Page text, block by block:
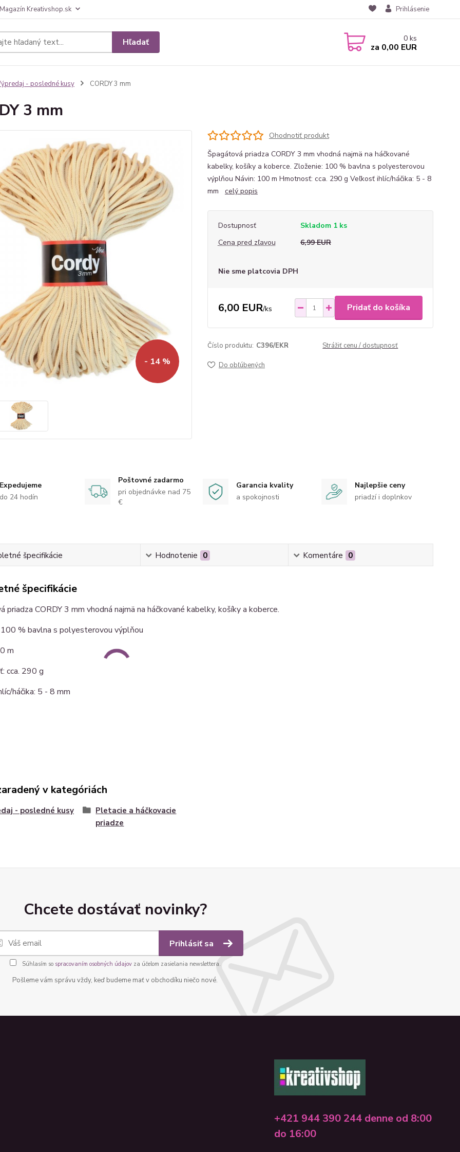
Magazín Kreativshop.sk Prihlásenie
Hľadať 0 ks
za 0,00 EUR
- posledné kusy CORDY 3 mm
3 mm
- 14 %
Ohodnotiť produkt
Špagátová priadza CORDY 3 mm vhodná najmä na háčkované
kabelky, košíky a koberce. Zloženie: 100 % bavlna s polyesterovou
výplňou Návin: 100 m Hmotnosť: cca. 290 g Veľkosť ihlíc/háčika: 5 - 8
mm celý popis
Dostupnosť
Skladom 1 ks
Cena pred zľavou
6,99 EUR
Nie sme platcovia DPH
6,00 EUR/ks Pridať do košíka
Číslo produktu: C396/EKR Strážiť cenu / dostupnosť
Do obľúbených
Expedujeme
do 24 hodín
Poštovné zadarmo
pri objednávke nad 75
€
Garancia kvality
a spokojnosti
Najlepšie ceny
priadzí i doplnkov
špecifikácie Hodnotenie 0 Komentáre 0
špecifikácie
priadza CORDY 3 mm vhodná najmä na háčkované kabelky, košíky a koberce.
% bavlna s polyesterovou výplňou
m
cca. 290 g
háčika: 5 - 8 mm
v kategóriách
- posledné kusy
Pletacie a háčkovacie
priadze
Chcete dostávať novinky?
Prihlásiť sa
Súhlasím so spracovaním osobných údajovza účelom zasielania newslettera.
Pošleme vám správu vždy, keď budeme mať v obchodíku niečo nové.
+421 944 390 244 denne od 8:00
do 16:00